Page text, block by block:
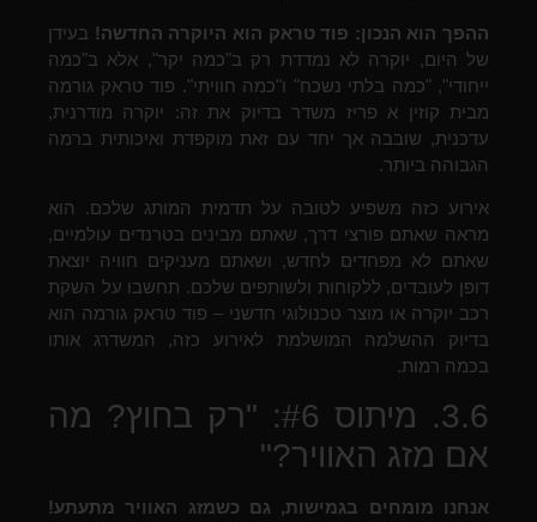
ההפך הוא הנכון: פוד טראק הוא היוקרה החדשה! בעידן
של היום, יוקרה לא נמדדת רק ב"כמה יקר", אלא ב"כמה
ייחודי", "כמה בלתי נשכח" ו"כמה חוויתי". פוד טראק גורמה
מבית קוזין א פריז משדר בדיוק את זה: יוקרה מודרנית,
עדכנית, שובבה אך יחד עם זאת מוקפדת ואיכותית ברמה
הגבוהה ביותר.
אירוע כזה משפיע לטובה על תדמית המותג שלכם. הוא
מראה שאתם פורצי דרך, שאתם מבינים בטרנדים עולמיים,
שאתם לא מפחדים לחדש, ושאתם מעניקים חוויה יוצאת
דופן לעובדים, ללקוחות ולשותפים שלכם. תחשבו על השקת
רכב יוקרה או מוצר טכנולוגי חדשני – פוד טראק גורמה הוא
בדיוק ההשלמה המושלמת לאירוע כזה, המשדרג אותו
בכמה רמות.
3.6. מיתוס #6: "רק בחוץ? מה
אם מזג האוויר?"
אנחנו מומחים בגמישות, גם כשמזג האוויר מתעתע!